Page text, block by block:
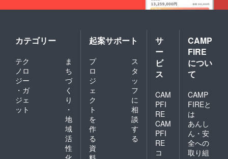
り
バムで
す。 超
ア！！
！！！
！！！
！！！
カテゴリー
テク
ノロ
ジー
・ガ
ジェ
ット
ま
ち
づ
く
り
・
地
域
活
性
起案サポート
プ
ロ
ジ
ェ
ク
ト
を
作
る
ス
タ
ッ
フ
に
相
談
す
る
資
サ
ー
ビ
ス
CAM
PFI
RE
CAM
PFI
RE
コ
CAMP
FIRE
につい
て
CAMP
FIREと
は
あんし
ん・安
全への
取り組